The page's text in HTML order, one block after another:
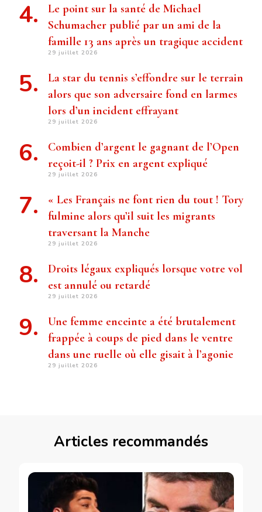
Le point sur la santé de Michael
Schumacher publié par un ami de la
famille 13 ans après un tragique accident
29 juillet 2026
La star du tennis s’effondre sur le terrain
alors que son adversaire fond en larmes
lors d’un incident effrayant
29 juillet 2026
Combien d’argent le gagnant de l’Open
reçoit-il ? Prix ​​en argent expliqué
29 juillet 2026
« Les Français ne font rien du tout ! Tory
fulmine alors qu’il suit les migrants
traversant la Manche
29 juillet 2026
Droits légaux expliqués lorsque votre vol
est annulé ou retardé
29 juillet 2026
Une femme enceinte a été brutalement
frappée à coups de pied dans le ventre
dans une ruelle où elle gisait à l’agonie
29 juillet 2026
Articles recommandés